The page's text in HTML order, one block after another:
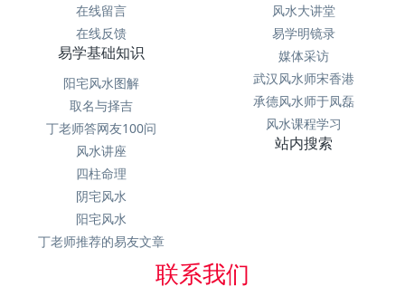
在线留言
在线反馈
风水大讲堂
易学明镜录
媒体采访
武汉风水师宋香港
承德风水师于凤磊
风水课程学习
易学基础知识
阳宅风水图解
取名与择吉
丁老师答网友100问
风水讲座
四柱命理
阴宅风水
阳宅风水
丁老师推荐的易友文章
站内搜索
联系我们